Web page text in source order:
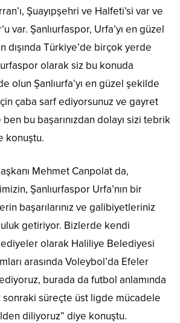
Şuayıpşehri ve Halfeti’si var ve
var. Şanlıurfaspor, Urfa’yı en güzel
dışında Türkiye’de birçok yerde
olarak siz bu konuda
olun Şanlıurfa’yı en güzel şekilde
çaba sarf ediyorsunuz ve gayret
bu başarınızdan dolayı sizi tebrik
konuştu.
Mehmet Canpolat da,
Şanlıurfaspor Urfa’nın bir
başarılarınız ve galibiyetleriniz
getiriyor. Bizlerde kendi
olarak Haliliye Belediyesi
arasında Voleybol’da Efeler
burada da futbol anlamında
sonraki süreçte üst ligde mücadele
diliyoruz” diye konuştu.